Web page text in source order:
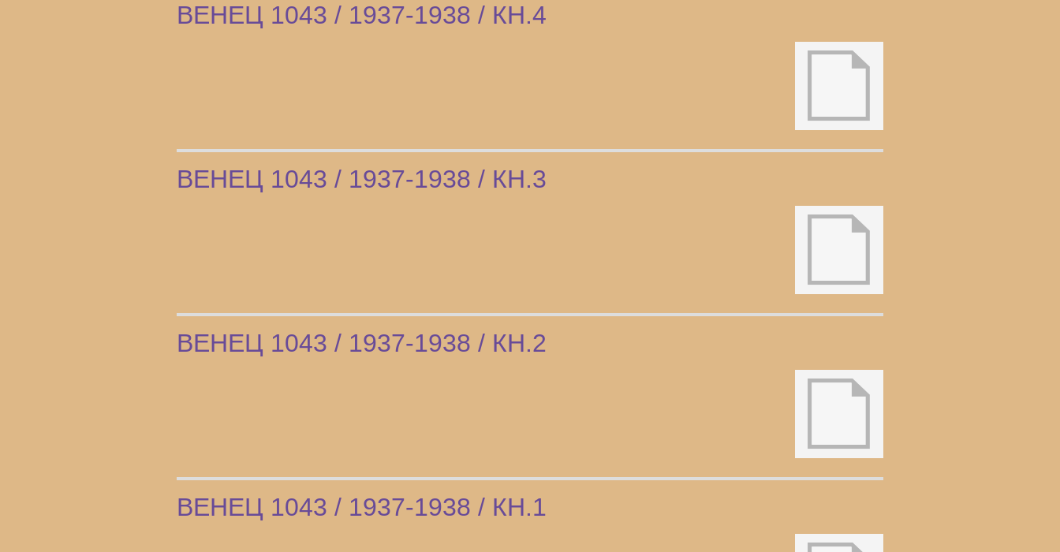
ВЕНЕЦ 1043 / 1937-1938 / КН.4
ВЕНЕЦ 1043 / 1937-1938 / КН.3
ВЕНЕЦ 1043 / 1937-1938 / КН.2
ВЕНЕЦ 1043 / 1937-1938 / КН.1